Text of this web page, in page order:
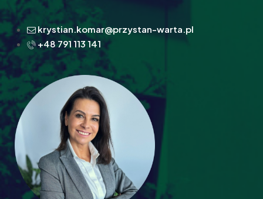
krystian.komar@przystan-warta.pl
+48 791 113 141